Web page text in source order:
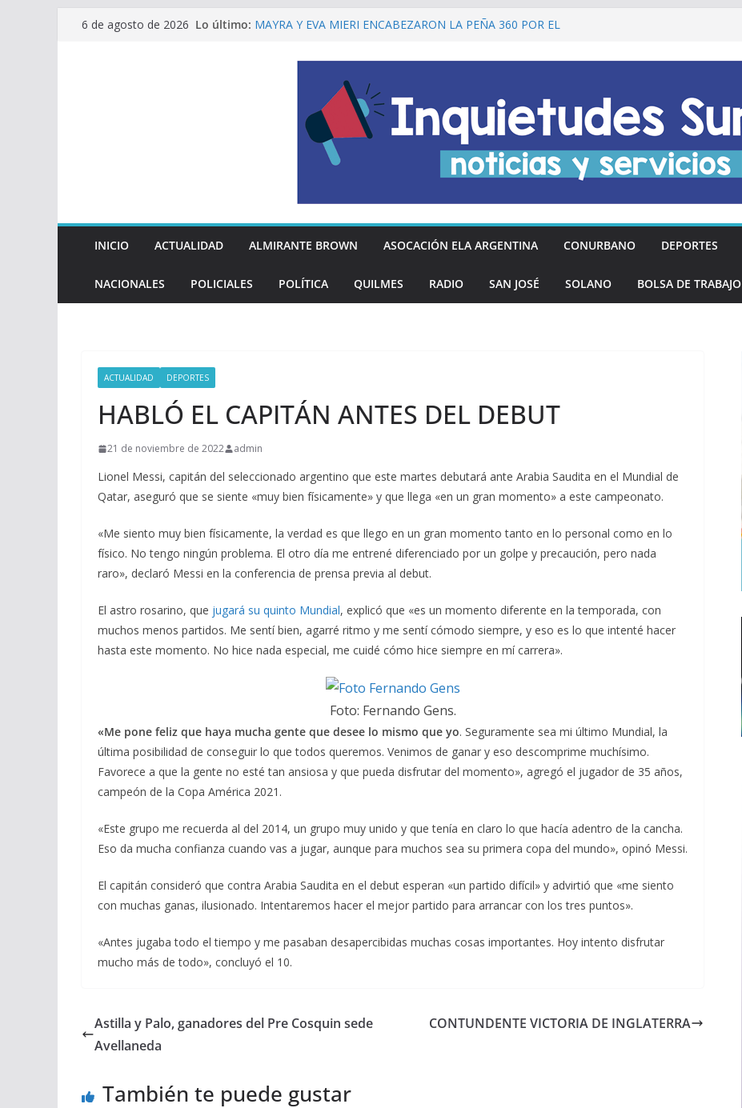
Saltar6 de agosto de 2026 Lo último: su partida
210º ANIVERSARIO DE LA DECLARACIÓN DE LA
ALTE BROWN LANZÓ DESCUENTOS DEL 20% EN
PELUQUERÍAS TODOS LOS DÍAS MIÉRCOLES
Encuesta: qué piensan los hinchas argentinos de las nuevas
reglas del Mundial
EL MUNICIPIO ENTREGÓ MÁS DE 20 PRÓTESIS DENTALES
A VECINAS Y VECINOS DE QUILMES OESTE
INICIO ACTUALIDAD ALMIRANTE BROWN ASOCACIÓN ELA ARGENTINA CONURBANO DEPORTES
NACIONALES POLICIALES POLÍTICA QUILMES RADIO SAN JOSÉ SOLANO BOLSA DE TRABAJO
ACTUALIDAD DEPORTES
HABLÓ EL CAPITÁN ANTES DEL DEBUT
21 de noviembre de 2022 admin
Lionel Messi, capitán del seleccionado argentino que este martes debutará ante Arabia Saudita en el Mundial de
Qatar, aseguró que se siente «muy bien físicamente» y que llega «en un gran momento» a este campeonato.
«Me siento muy bien físicamente, la verdad es que llego en un gran momento tanto en lo personal como en lo
físico. No tengo ningún problema. El otro día me entrené diferenciado por un golpe y precaución, pero nada
raro», declaró Messi en la conferencia de prensa previa al debut.
El astro rosarino, que jugará su quinto Mundial, explicó que «es un momento diferente en la temporada, con
muchos menos partidos. Me sentí bien, agarré ritmo y me sentí cómodo siempre, y eso es lo que intenté hacer
hasta este momento. No hice nada especial, me cuidé cómo hice siempre en mí carrera».
Foto: Fernando Gens.
«Me pone feliz que haya mucha gente que desee lo mismo que yo. Seguramente sea mi último Mundial, la
última posibilidad de conseguir lo que todos queremos. Venimos de ganar y eso descomprime muchísimo.
Favorece a que la gente no esté tan ansiosa y que pueda disfrutar del momento», agregó el jugador de 35 años,
campeón de la Copa América 2021.
«Este grupo me recuerda al del 2014, un grupo muy unido y que tenía en claro lo que hacía adentro de la cancha.
Eso da mucha confianza cuando vas a jugar, aunque para muchos sea su primera copa del mundo», opinó Messi.
El capitán consideró que contra Arabia Saudita en el debut esperan «un partido difícil» y advirtió que «me siento
con muchas ganas, ilusionado. Intentaremos hacer el mejor partido para arrancar con los tres puntos».
«Antes jugaba todo el tiempo y me pasaban desapercibidas muchas cosas importantes. Hoy intento disfrutar
mucho más de todo», concluyó el 10.
Astilla y Palo, ganadores del Pre Cosquin sede
Avellaneda
CONTUNDENTE VICTORIA DE INGLATERRA
También te puede gustar